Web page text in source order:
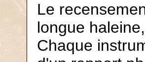
Le
longue
Chaque